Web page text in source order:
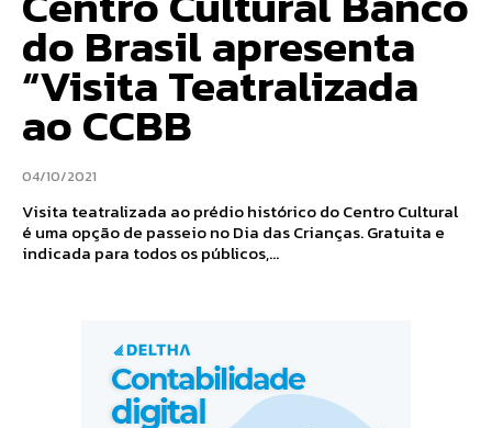
do Brasil apresenta
“Visita Teatralizada
ao CCBB
04/10/2021
Visita teatralizada ao prédio histórico do Centro Cultural
é uma opção de passeio no Dia das Crianças. Gratuita e
indicada para todos os públicos,...